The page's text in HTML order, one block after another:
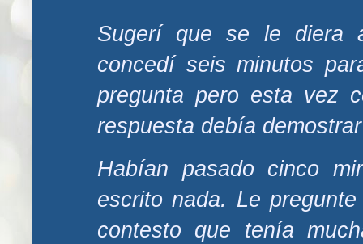
Sugerí que se le diera
concedí seis minutos
pregunta pero esta vez
respuesta debía
Habían pasado cinco
escrito nada. Le
contesto que tenía